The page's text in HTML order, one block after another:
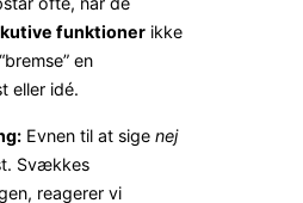
funktioner ikke
en
eller idé.
Evnen til at sige nej
Svækkes
reagerer vi